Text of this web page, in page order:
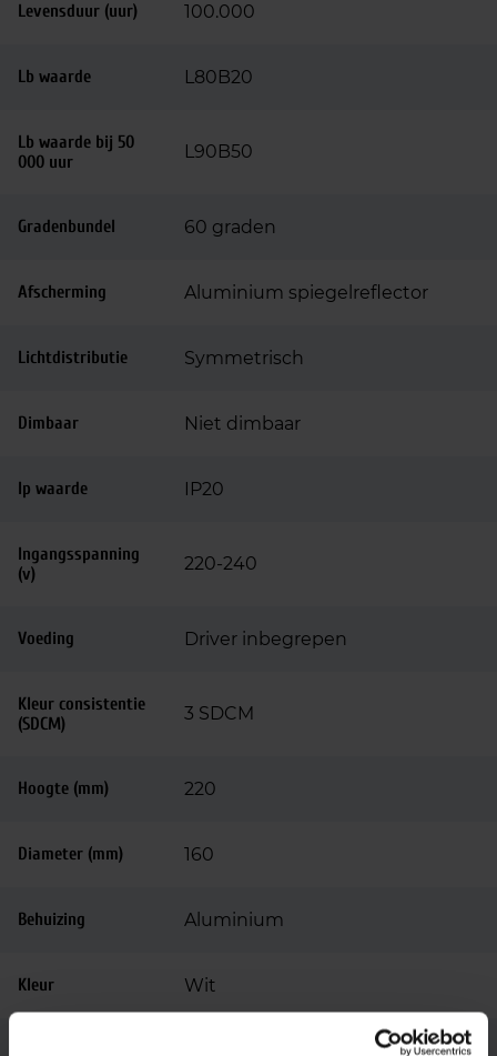
Levensduur (uur) 100.000
Lb waarde L80B20
Lb waarde bij 50
000 uur
L90B50
Gradenbundel 60 graden
Afscherming Aluminium spiegelreflector
Lichtdistributie Symmetrisch
Dimbaar Niet dimbaar
Ip waarde IP20
Ingangsspanning
(v)
220-240
Voeding Driver inbegrepen
Kleur consistentie
(SDCM)
3 SDCM
Hoogte (mm) 220
Diameter (mm) 160
Behuizing Aluminium
Kleur Wit